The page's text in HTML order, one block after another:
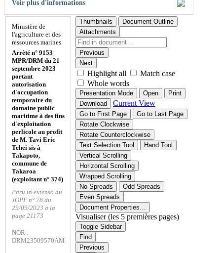
Voir plus d'informations
Ministère de
l'agriculture et des
ressources marines
Arrêté n° 9153
MPR/DRM du 21
septembre 2023
portant
autorisation
d'occupation
temporaire du
domaine public
maritime à des fins
d'exploitation
perlicole au profit
de M. Tavi Eric
Tehei sis à
Takapoto,
commune de
Takaroa
(exploitant n° 374)
Paru in extenso au
JOPF n° 78 du
29/09/2023 à la
page 21173
NOR :
DRM23509570AM
Thumbnails
Document Outline
Attachments
Previous
Next
Highlight all
Match case
Whole words
Presentation Mode Open
Print
Download
Current View
Go to First Page
Go to Last Page
Rotate Clockwise
Rotate Counterclockwise
Text Selection Tool
Hand Tool
Vertical Scrolling
Horizontal Scrolling
Wrapped Scrolling
No Spreads
Odd Spreads
Even Spreads
Document Properties…
Visualiser (les 5 premières pages)
Toggle Sidebar
Find
Previous